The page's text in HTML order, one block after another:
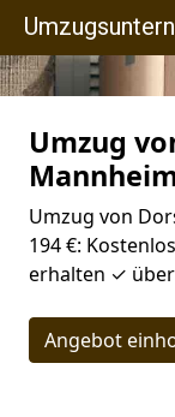
Umzug
Umzug von
194 €:
erhalten ✓
Angebot